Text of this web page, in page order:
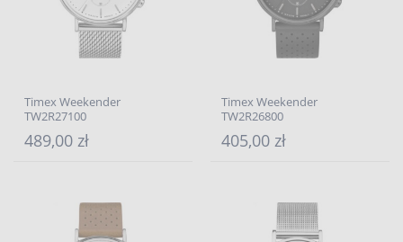
Timex Weekender
TW2R27100
489,00 zł
Timex Weekender
TW2R26800
405,00 zł